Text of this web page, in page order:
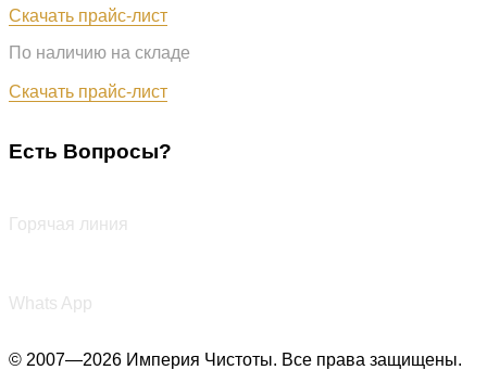
Скачать прайс-лист
По наличию на складе
Скачать прайс-лист
Есть Вопросы?
Горячая линия
Whats App
© 2007—2026 Империя Чистоты. Все права защищены.